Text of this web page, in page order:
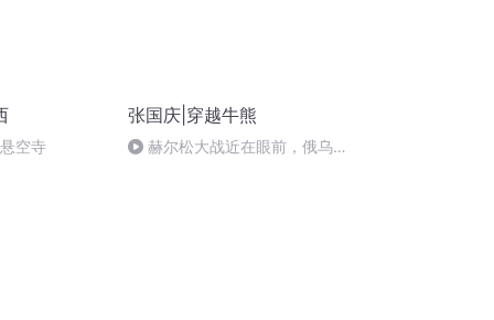
空寺
张国庆|穿越牛熊
赫尔松大战近在眼前，俄乌冲